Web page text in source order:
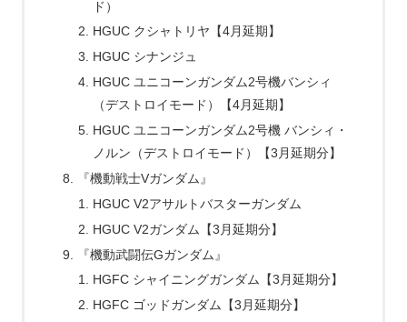
ド）
HGUC クシャトリヤ【4月延期】
HGUC シナンジュ
HGUC ユニコーンガンダム2号機バンシィ
（デストロイモード）【4月延期】
HGUC ユニコーンガンダム2号機 バンシィ・
ノルン（デストロイモード）【3月延期分】
『機動戦士Vガンダム』
HGUC V2アサルトバスターガンダム
HGUC V2ガンダム【3月延期分】
『機動武闘伝Gガンダム』
HGFC シャイニングガンダム【3月延期分】
HGFC ゴッドガンダム【3月延期分】